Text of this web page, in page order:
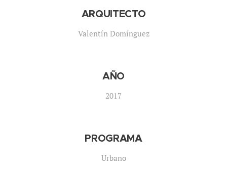
ARQUITECTO
Valentín Domínguez
AÑO
2017
PROGRAMA
Urbano